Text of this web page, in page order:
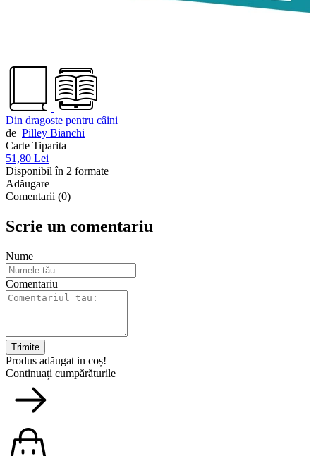
Din dragoste pentru câini
de Pilley Bianchi
Carte Tiparita
51,80 Lei
Disponibil în 2 formate
Adăugare
Comentarii (0)
Scrie un comentariu
Nume
Comentariu
Trimite
Produs adăugat in coș!
Continuați cumpărăturile